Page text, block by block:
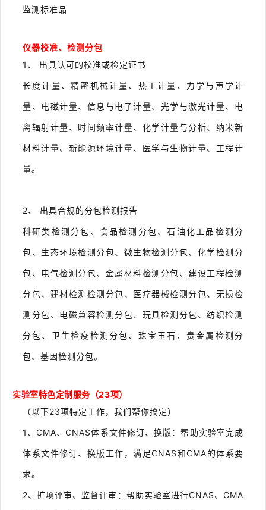
监测标准品
仪器校准、检测分包
1、 出具认可的校准或检定证书
长度计量、精密机械计量、热工计量、力学与声学计
量、电磁计量、信息与电子计量、光学与激光计量、电
离辐射计量、时间频率计量、化学计量与分析、纳米新
材料计量、新能源环境计量、医学与生物计量、工程计
量。
2、 出具合规的分包检测报告
科研类检测分包、食品检测分包、石油化工品检测分
包、生态环境检测分包、微生物检测分包、化学检测分
包、电气检测分包、金属材料检测分包、建设工程检测
分包、建材检测检测分包、医疗器械检测分包、无损检
测分包、电磁兼容检测分包、玩具检测分包、纺织检测
分包、卫生检疫检测分包、珠宝玉石、贵金属检测分
包、基因检测分包。
实验室特色定制服务 （23项）
（以下23项特定工作，我们帮你搞定）
1、CMA、CNAS体系文件修订、换版：帮助实验室完成
体系文件修订、换版工作，满足CNAS和CMA的体系要
求。
2、扩项评审、监督评审：帮助实验室进行CNAS、CMA